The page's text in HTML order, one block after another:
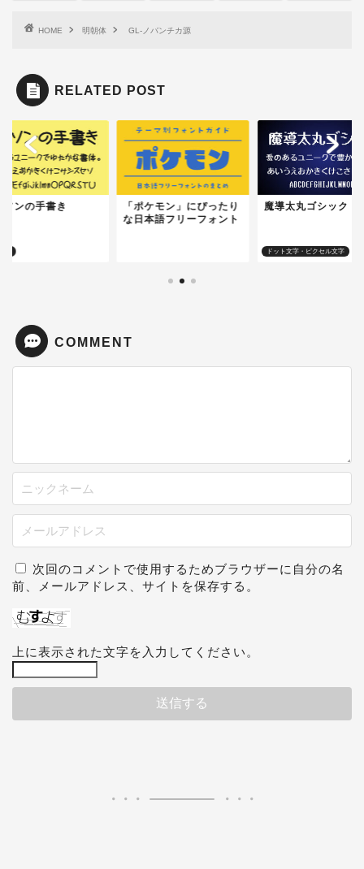
HOME 明朝体 GL-ノバンチカ源
RELATED POST
ソンの手書き
「ポケモン」にぴったり
な日本語フリーフォント
ドット文字・ピクセル文字
魔導太丸ゴシック
COMMENT
次回のコメントで使用するためブラウザーに自分の名
前、メールアドレス、サイトを保存する。
上に表示された文字を入力してください。